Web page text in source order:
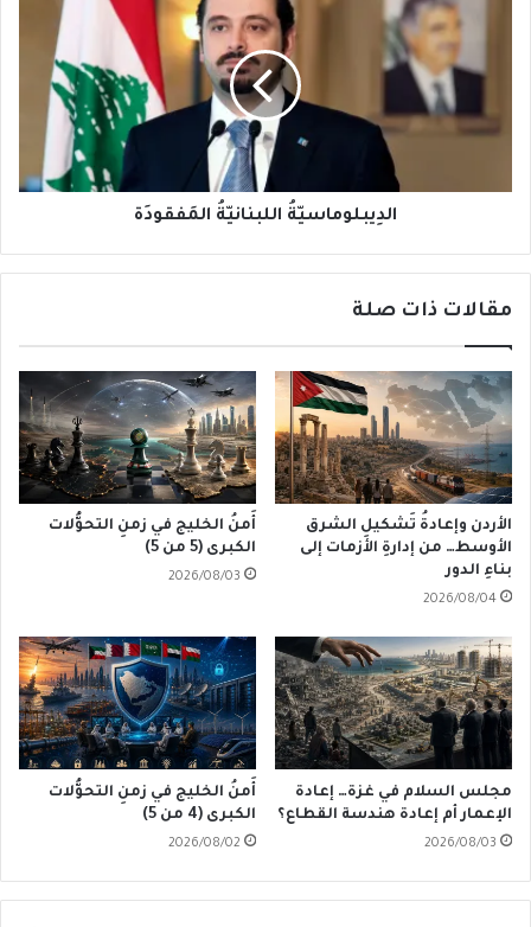
المَفقودَة
الدِيبلوماسيّةُ اللبنانيّةُ المَفقودَة
مقالات ذات صلة
الأردن وإعادةُ تَشكيلِ الشرق
الأوسط… من إدارةِ الأزمات إلى
بناءِ الدور
2026/08/04
أَمنُ الخليج في زمنِ التحوُّلات
الكبرى (5 من 5)
2026/08/03
مجلس السلام في غزة… إعادة
الإعمار أم إعادة هندسة القطاع؟
2026/08/03
أَمنُ الخليج في زمنِ التحوُّلات
الكبرى (4 من 5)
2026/08/02